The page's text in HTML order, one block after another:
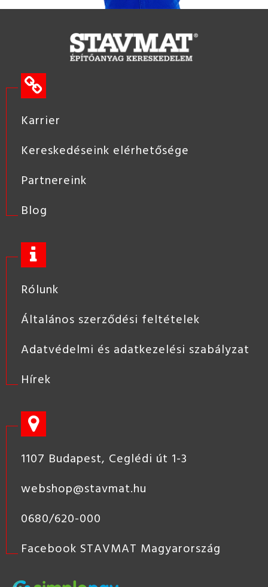
Karrier
Kereskedéseink elérhetősége
Partnereink
Blog
Rólunk
Általános szerződési feltételek
Adatvédelmi és adatkezelési szabályzat
Hírek
1107 Budapest, Ceglédi út 1-3
webshop@stavmat.hu
0680/620-000
Facebook STAVMAT Magyarország